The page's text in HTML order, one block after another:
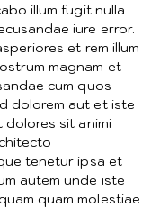
illum fugit nulla
iure error.
et rem illum
magnam et
cum quos
dolorem aut et iste
dolores sit animi
tenetur ipsa et
autem unde iste
quam molestiae